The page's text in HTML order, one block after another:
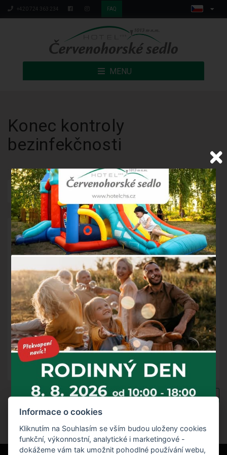
+420 724 363 234 FAQ
MENU
Konec kontroly
bezinfekčnosti
Publikováno: 16.2.2022
Vážení a milí hosté,
jsme rádi, že v našem hotelu a restauraci můžeme přivítat
již každého hosta a to bez nutnosti kontroly
bezinfekčnosti.
Těšíme se na viděnou.
Zpět na výpis novinek
Informace o cookies
Kliknutím na Souhlasím se vším budou uloženy cookies
funkční, výkonnostní, analytické i marketingové -
dokážeme vám tak umožnit pohodlné používání webu,